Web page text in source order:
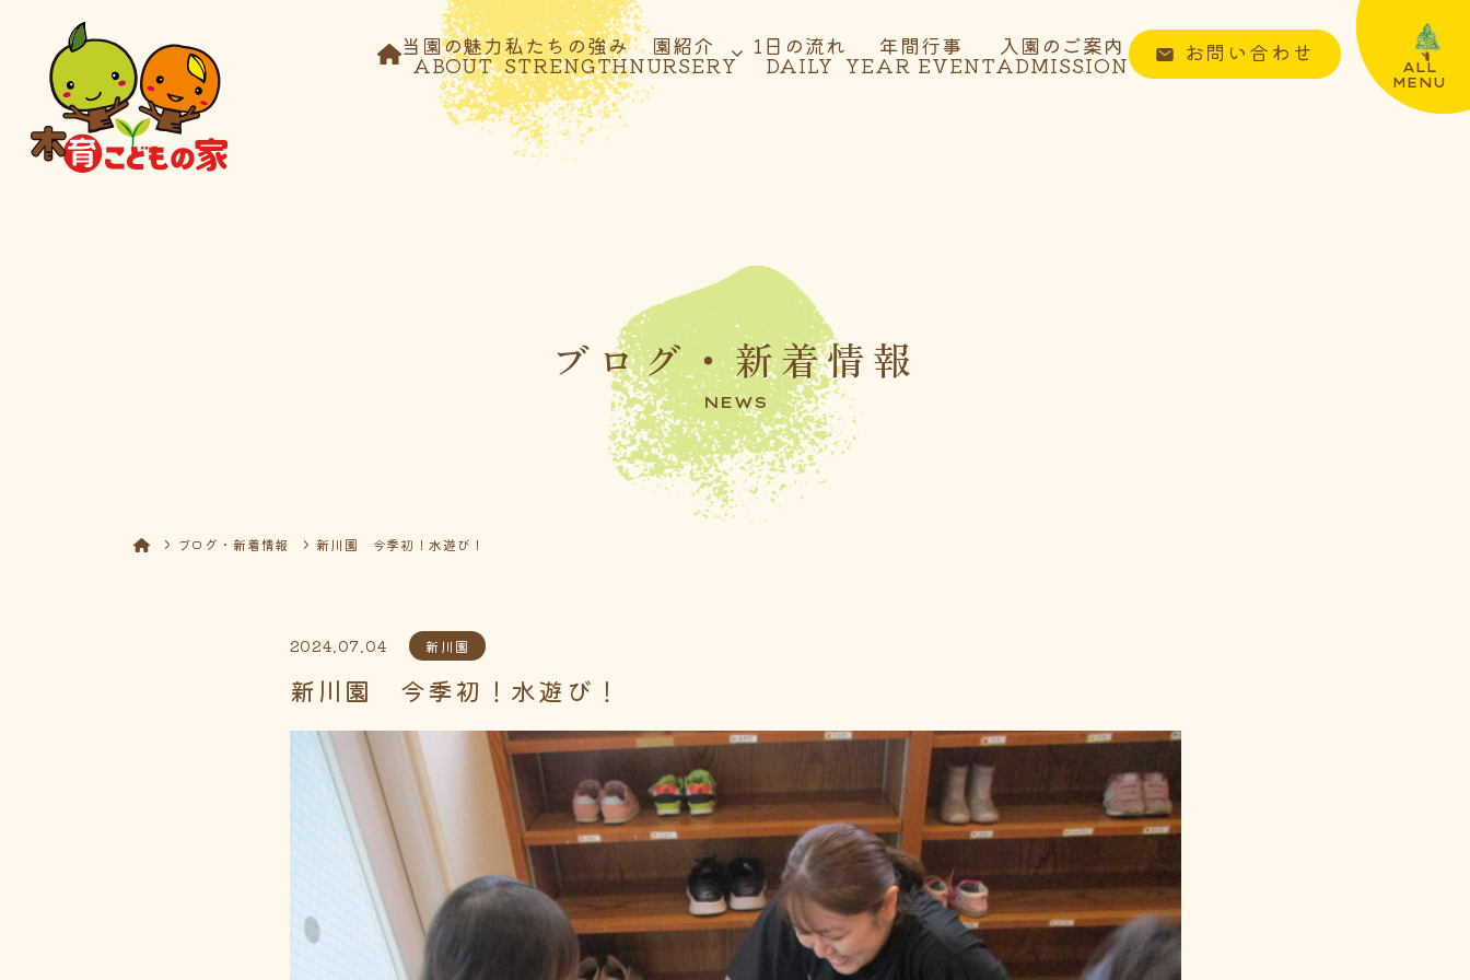
ALL
MENU
当園の魅力
ABOUT
私たちの強み
STRENGTH
園紹介
NURSERY
1日の流れ
DAILY
年間行事
YEAR EVENT
入園のご案内
ADMISSION お問い合わせ
ブログ・新着情報
NEWS
ブログ・新着情報 新川園 今季初！水遊び！
2024.07.04 新川園
新川園 今季初！水遊び！